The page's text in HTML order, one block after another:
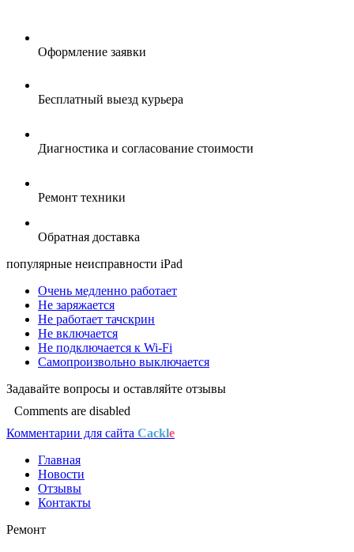
Оформление заявки
Бесплатный выезд курьера
Диагностика и согласование стоимости
Ремонт техники
Обратная доставка
популярные неисправности iPad
Очень медленно работает
Не заряжается
Не работает тачскрин
Не включается
Не подключается к Wi-Fi
Самопроизвольно выключается
Задавайте вопросы и оставляйте отзывы
Comments are disabled
Комментарии для сайта Cackle
Главная
Новости
Отзывы
Контакты
Ремонт